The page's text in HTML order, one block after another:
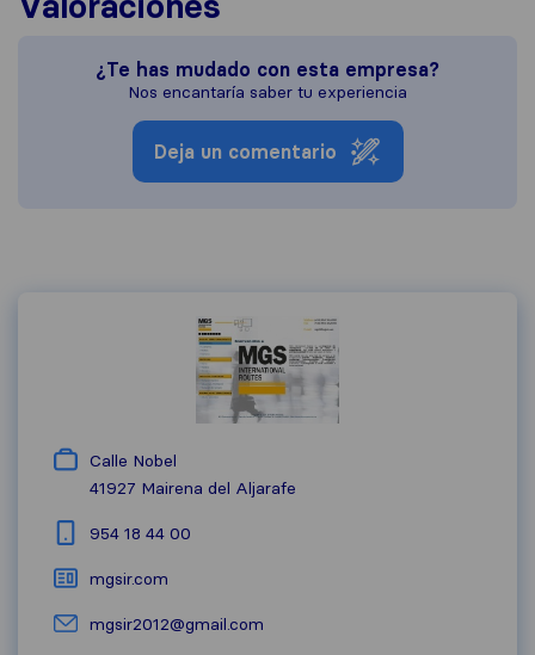
¿Te has mudado con esta empresa?
Nos encantaría saber tu experiencia
Deja un comentario
Calle Nobel
41927 Mairena del Aljarafe
954 18 44 00
mgsir.com
mgsir2012@gmail.com